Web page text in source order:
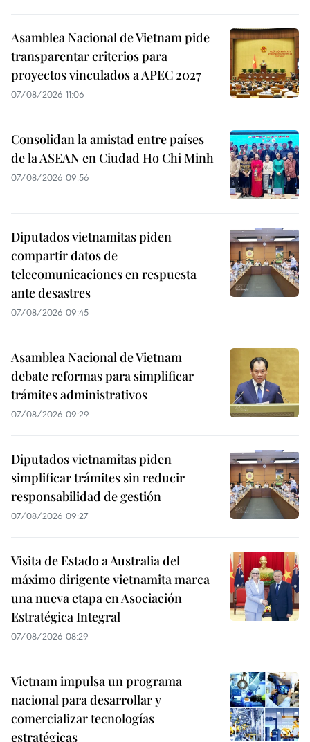
Asamblea Nacional de Vietnam pide
transparentar criterios para
proyectos vinculados a APEC 2027
07/08/2026 11:06
Consolidan la amistad entre países
de la ASEAN en Ciudad Ho Chi Minh
07/08/2026 09:56
Diputados vietnamitas piden
compartir datos de
telecomunicaciones en respuesta
ante desastres
07/08/2026 09:45
Asamblea Nacional de Vietnam
debate reformas para simplificar
trámites administrativos
07/08/2026 09:29
Diputados vietnamitas piden
simplificar trámites sin reducir
responsabilidad de gestión
07/08/2026 09:27
Visita de Estado a Australia del
máximo dirigente vietnamita marca
una nueva etapa en Asociación
Estratégica Integral
07/08/2026 08:29
Vietnam impulsa un programa
nacional para desarrollar y
comercializar tecnologías
estratégicas